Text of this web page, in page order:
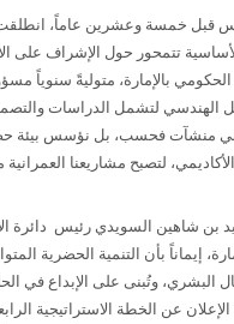
قبل خمسة وعشرين عاماً،
تتمحور حول الإشراف على
بالإمارة، متوليةً سنوياً
لتشمل الدراسات
نبني منشآت فحسب، بل نؤسس بيئة
لتصبح مشاريعنا
شاهين السويدي رئيس دائرة
إيماناً بأن التنمية الحضرية
البشري، وتُبنى على الإبداع في
عن الخطة الاستراتيجية